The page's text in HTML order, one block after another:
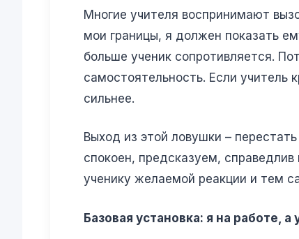
Многие учителя воспринимают
мои границы, я должен показать
больше ученик сопротивляется.
самостоятельность. Если учитель
сильнее.
Выход из этой ловушки –
спокоен, предсказуем,
ученику желаемой реакции и тем
Базовая установка: я на работе,